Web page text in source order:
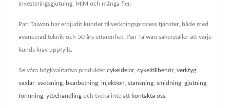
investeringsgjutning, MIM och många fler.
Pan Taiwan har erbjudit kunder tillverkningsprocess tjänster, både med
avancerad teknik och 50 års erfarenhet, Pan Taiwan säkerställer att varje
kunds krav uppfylls.
Se våra högkvalitativa produktercykeldelar, cykeltillbehör, verktyg
växlar, svetsning bearbetning injektion stansning smidning gjutning
formning ytbehandling och tveka inte att kontakta oss